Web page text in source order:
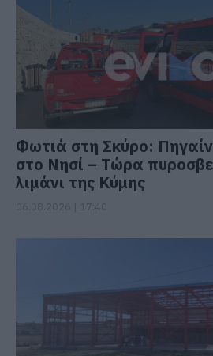
Φωτιά στη Σκύρο:
στο Νησί – Τώρα
λιμάνι της Κύμης